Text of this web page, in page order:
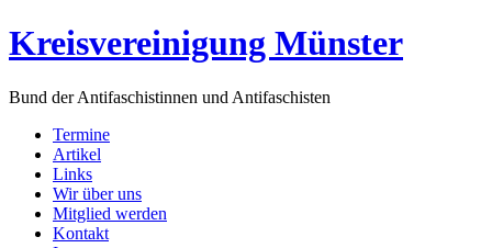
Kreisvereinigung Münster
Bund der Antifaschistinnen und Antifaschisten
Termine
Artikel
Links
Wir über uns
Mitglied werden
Kontakt